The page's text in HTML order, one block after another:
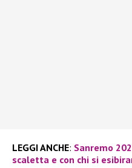
LEGGI ANCHE: Sanremo
scaletta e con chi si